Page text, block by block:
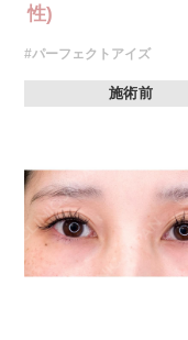
性)
#パーフェクトアイズ
施術前